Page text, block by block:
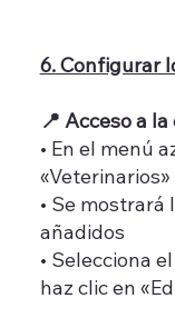
6. Configurar
📍 Acceso a
• En el menú
«Veterinarios»
• Se
añadidos
• Selecciona
haz clic en